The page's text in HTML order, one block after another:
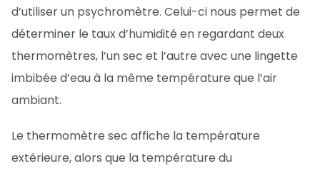
d’utiliser un psychromètre. Celui-ci nous permet de
déterminer le taux d’humidité en regardant deux
thermomètres, l’un sec et l’autre avec une lingette
imbibée d’eau à la même température que l’air
ambiant.
Le thermomètre sec affiche la température
extérieure, alors que la température du